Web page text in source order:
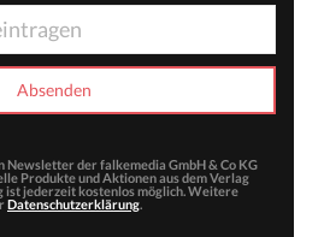
Newsletter der falkemedia GmbH & Co KG
Produkte und Aktionen aus dem Verlag
ist jederzeit kostenlos möglich. Weitere
Datenschutzerklärung.